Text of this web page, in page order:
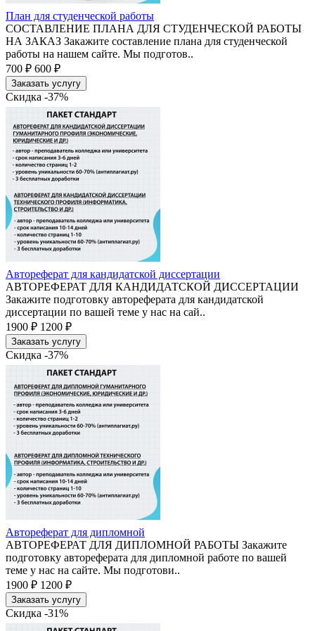
План для студенческой работы
СОСТАВЛЕНИЕ ПЛАНА ДЛЯ СТУДЕНЧЕСКОЙ РАБОТЫ
НА ЗАКАЗ Закажите составление плана для студенческой
работы на нашем сайте. Мы подготов..
700 ₽ 600 ₽
Заказать услугу
Скидка -37%
Автореферат для кандидатской диссертации
АВТОРЕФЕРАТ ДЛЯ КАНДИДАТСКОЙ ДИССЕРТАЦИИ
Закажите подготовку автореферата для кандидатской
диссертации по вашей теме у нас на сай..
1900 ₽ 1200 ₽
Заказать услугу
Скидка -37%
Автореферат для дипломной
АВТОРЕФЕРАТ ДЛЯ ДИПЛОМНОЙ РАБОТЫ Закажите
подготовку автореферата для дипломной работе по вашей
теме у нас на сайте. Мы подготови..
1900 ₽ 1200 ₽
Заказать услугу
Скидка -31%